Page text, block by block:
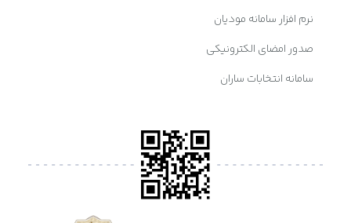
نرم افزار سامانه مودیان
صدور امضای الکترونیکی
سامانه انتخابات ساران